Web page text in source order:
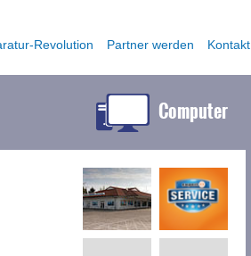
Revolution Partner werden Kontakt
Computer